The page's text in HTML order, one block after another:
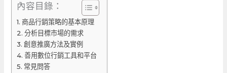
內容目錄：
商品行銷策略的基本原理
分析目標市場的需求
創意推廣方法及實例
善用數位行銷工具和平台
常見問答